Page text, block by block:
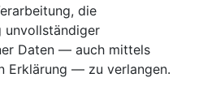
die
unvollständiger
Daten — auch mittels
Erklärung — zu verlangen.